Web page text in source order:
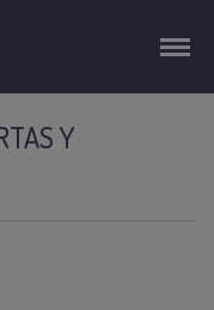
Y